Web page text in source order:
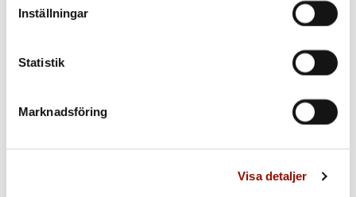
Inställningar
Statistik
Marknadsföring
Visa detaljer
gå igenom? Vi gör dagligen hembesök för värdering och